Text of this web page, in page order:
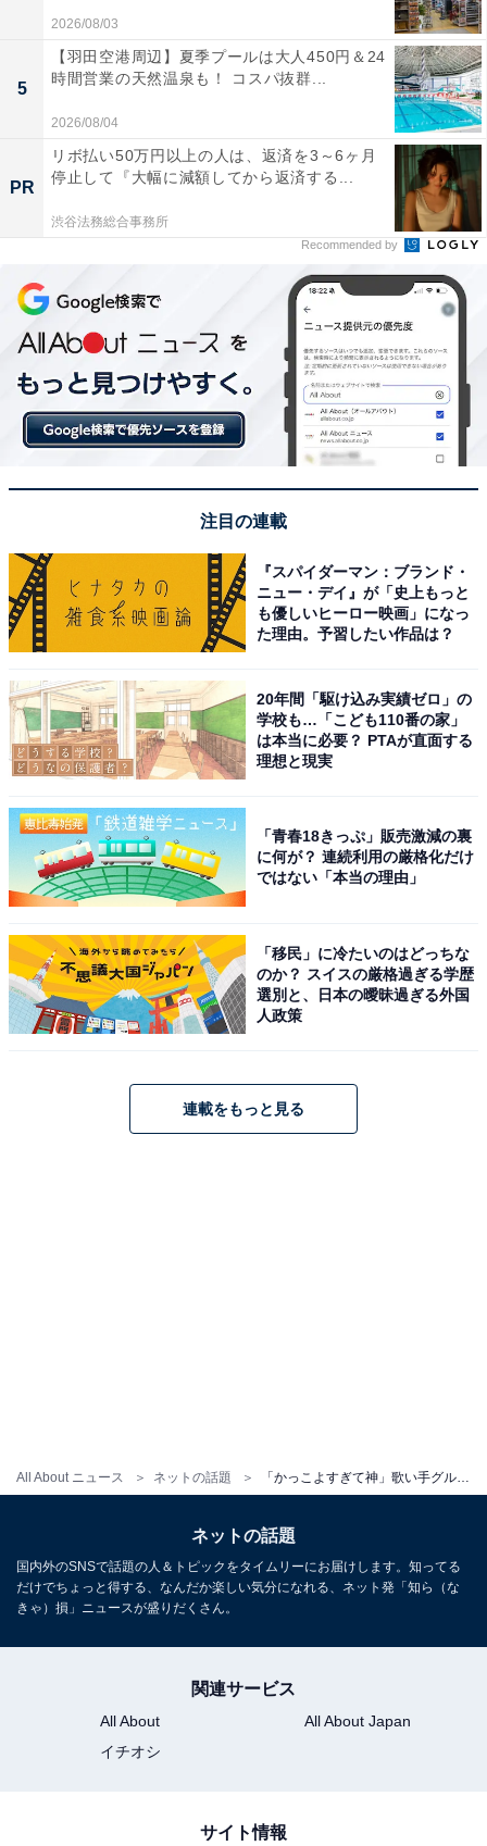
All About ニュース ネットの話題 「かっこよすぎて神」歌い手グループ加入で話題の人気YouTuber、“爆イケ新アー写”公開「ビジュ良いじゃん」
2026/08/03
5
【羽田空港周辺】夏季プールは大人450円＆24
時間営業の天然温泉も！ コスパ抜群...
2026/08/04
PR
リボ払い50万円以上の人は、返済を3～6ヶ月
停止して『大幅に減額してから返済する...
渋谷法務総合事務所
Recommended by
注目の連載
『スパイダーマン：ブランド・
ニュー・デイ』が「史上もっと
も優しいヒーロー映画」になっ
た理由。予習したい作品は？
20年間「駆け込み実績ゼロ」の
学校も…「こども110番の家」
は本当に必要？ PTAが直面する
理想と現実
「青春18きっぷ」販売激減の裏
に何が？ 連続利用の厳格化だけ
ではない「本当の理由」
「移民」に冷たいのはどっちな
のか？ スイスの厳格過ぎる学歴
選別と、日本の曖昧過ぎる外国
人政策
連載をもっと見る
ネットの話題
国内外のSNSで話題の人＆トピックをタイムリーにお届けします。知ってる
だけでちょっと得する、なんだか楽しい気分になれる、ネット発「知ら（な
きゃ）損」ニュースが盛りだくさん。
関連サービス
All About
All About Japan
イチオシ
サイト情報